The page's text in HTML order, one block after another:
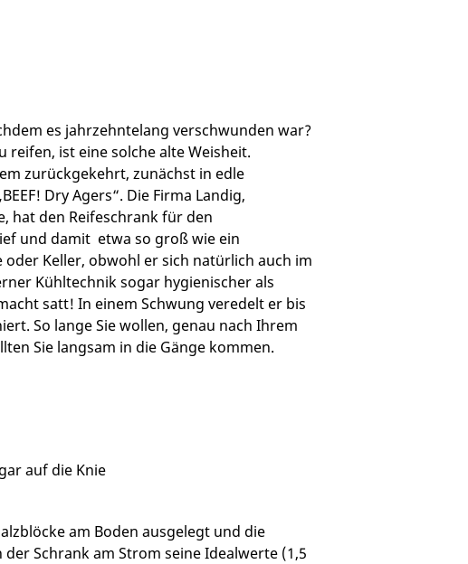
es jahrzehntelang verschwunden war?
reifen, ist eine solche alte Weisheit.
zurückgekehrt, zunächst in edle
Dry Agers“. Die Firma Landig,
hat den Reifeschrank für den
und damit etwa so groß wie ein
Keller, obwohl er sich natürlich auch im
Kühltechnik sogar hygienischer als
satt! In einem Schwung veredelt er bis
So lange Sie wollen, genau nach Ihrem
Sie langsam in die Gänge kommen.
auf die Knie
am Boden ausgelegt und die
Schrank am Strom seine Idealwerte (1,5